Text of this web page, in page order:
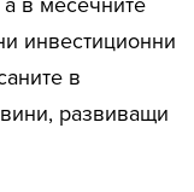
инвестиционни
в
развиващи